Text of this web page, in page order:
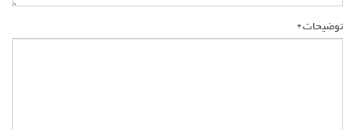
توضیحات *